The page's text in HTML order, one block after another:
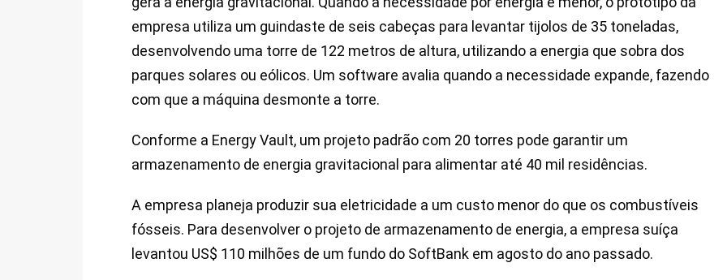
empresa utiliza um guindaste de seis cabeças para levantar tijolos de 35 toneladas,
desenvolvendo uma torre de 122 metros de altura, utilizando a energia que sobra dos
parques solares ou eólicos. Um software avalia quando a necessidade expande, fazendo
com que a máquina desmonte a torre.
Conforme a Energy Vault, um projeto padrão com 20 torres pode garantir um
armazenamento de energia gravitacional para alimentar até 40 mil residências.
A empresa planeja produzir sua eletricidade a um custo menor do que os combustíveis
fósseis. Para desenvolver o projeto de armazenamento de energia, a empresa suíça
levantou US$ 110 milhões de um fundo do SoftBank em agosto do ano passado.